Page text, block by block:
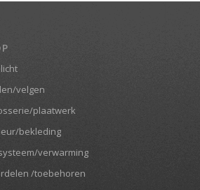
velgen
plaatwerk
bekleding
verwarming
/toebehoren